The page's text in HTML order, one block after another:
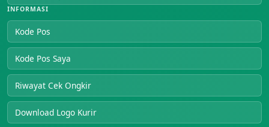
INFORMASI
Kode Pos
Kode Pos Saya
Riwayat Cek Ongkir
Download Logo Kurir